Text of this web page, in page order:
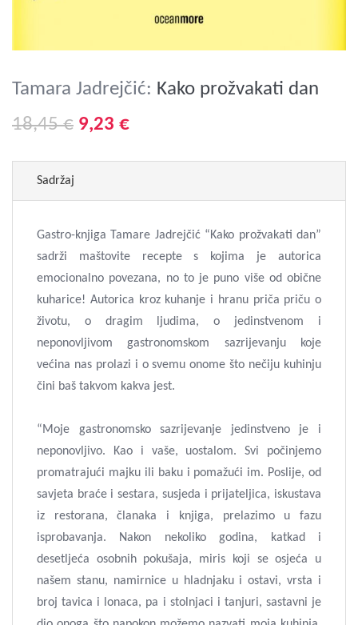
Tamara Jadrejčić: Kako prožvakati dan
18,45 € 9,23 €
Sadržaj
Gastro-knjiga Tamare Jadrejčić “Kako prožvakati dan”
sadrži maštovite recepte s kojima je autorica
emocionalno povezana, no to je puno više od obične
kuharice! Autorica kroz kuhanje i hranu priča priču o
životu, o dragim ljudima, o jedinstvenom i
neponovljivom gastronomskom sazrijevanju koje
većina nas prolazi i o svemu onome što nečiju kuhinju
čini baš takvom kakva jest.
“Moje gastronomsko sazrijevanje jedinstveno je i
neponovljivo. Kao i vaše, uostalom. Svi počinjemo
promatrajući majku ili baku i pomažući im. Poslije, od
savjeta braće i sestara, susjeda i prijateljica, iskustava
iz restorana, članaka i knjiga, prelazimo u fazu
isprobavanja. Nakon nekoliko godina, katkad i
desetljeća osobnih pokušaja, miris koji se osjeća u
našem stanu, namirnice u hladnjaku i ostavi, vrsta i
broj tavica i lonaca, pa i stolnjaci i tanjuri, sastavni je